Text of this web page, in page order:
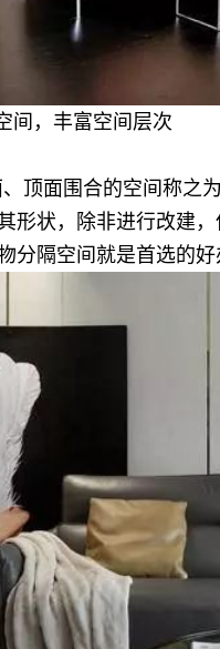
间，丰富空间层次
顶面围合的空间称之
形状，除非进行改建
分隔空间就是首选的